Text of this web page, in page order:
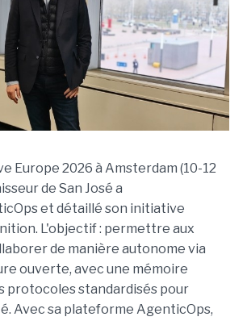
Europe 2026 à Amsterdam (10-12
de San José a
et détaillé son initiative
L'objectif : permettre aux
de manière autonome via
ouverte, avec une mémoire
protocoles standardisés pour
Avec sa plateforme AgenticOps,